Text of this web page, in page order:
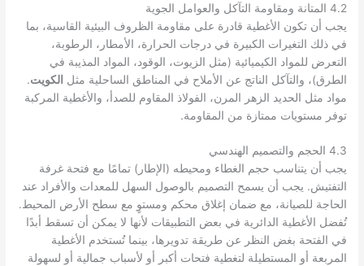
4.2 المتانة ومقاومة التآكل والعوامل الجوية
يجب أن تكون الأغطية قادرة على مقاومة الظروف البيئية القاسية، بما
في ذلك التغيرات الكبيرة في درجات الحرارة، الأمطار، الرطوبة،
التعرض للمواد الكيميائية (مثل الزيوت، الوقود، المواد المذيبة في
الطرق)، والتآكل الناتج عن الأملاح في المناطق الساحلية مثل الكويت.
مواد مثل الحديد الزهر المرن، الفولاذ المقاوم للصدأ، والأغطية المركبة
توفر مستويات ممتازة من المقاومة.
4.3 الحجم والتصميم الهندسي
يجب أن يتناسب حجم الغطاء ومحيطه (الإطار) تمامًا مع فتحة غرفة
التفتيش. يجب أن يسمح التصميم بالوصول السهل للمعدات والأفراد عند
الحاجة للصيانة، مع ضمان إغلاق محكم ومستوٍ مع سطح الأرض المحيط.
تُفضل الأغطية الدائرية في بعض التطبيقات لأنها لا يمكن أن تسقط أبدًا
في الفتحة بغض النظر عن طريقة تدويرها، بينما تُستخدم الأغطية
المربعة أو المستطيلة لتغطية فتحات أكبر أو لأسباب جمالية أو لسهولة